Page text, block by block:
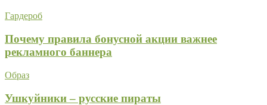
Гардероб
Почему правила бонусной акции важнее
рекламного баннера
Образ
Ушкуйники – русские пираты